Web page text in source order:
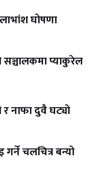
घोषणा
सञ्चालकमा प्याकुरेल
नाफा दुवै घट्यो
चलचित्र बन्यो